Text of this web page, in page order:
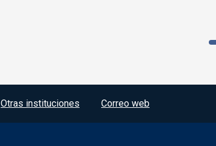
Otras instituciones Correo web